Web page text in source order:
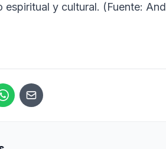
espiritual y cultural. (Fuente: